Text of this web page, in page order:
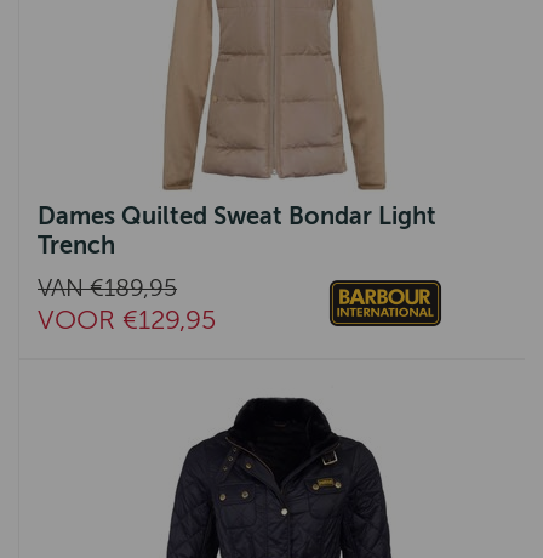
Dames Quilted Sweat Bondar Light
Trench
VAN €189,95
VOOR €129,95